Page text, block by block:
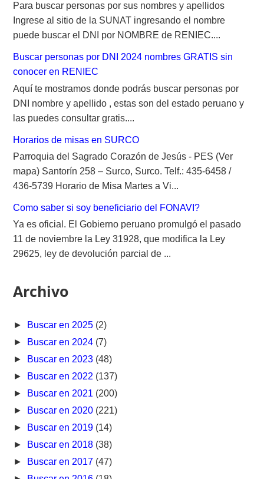
Para buscar personas por sus nombres y apellidos
Ingrese al sitio de la SUNAT ingresando el nombre
puede buscar el DNI por NOMBRE de RENIEC....
Buscar personas por DNI 2024 nombres GRATIS sin
conocer en RENIEC
Aquí te mostramos donde podrás buscar personas por
DNI nombre y apellido , estas son del estado peruano y
las puedes consultar gratis....
Horarios de misas en SURCO
Parroquia del Sagrado Corazón de Jesús - PES (Ver
mapa) Santorín 258 – Surco, Surco. Telf.: 435-6458 /
436-5739 Horario de Misa Martes a Vi...
Como saber si soy beneficiario del FONAVI?
Ya es oficial. El Gobierno peruano promulgó el pasado
11 de noviembre la Ley 31928, que modifica la Ley
29625, ley de devolución parcial de ...
Archivo
► Buscar en 2025 (2)
► Buscar en 2024 (7)
► Buscar en 2023 (48)
► Buscar en 2022 (137)
► Buscar en 2021 (200)
► Buscar en 2020 (221)
► Buscar en 2019 (14)
► Buscar en 2018 (38)
► Buscar en 2017 (47)